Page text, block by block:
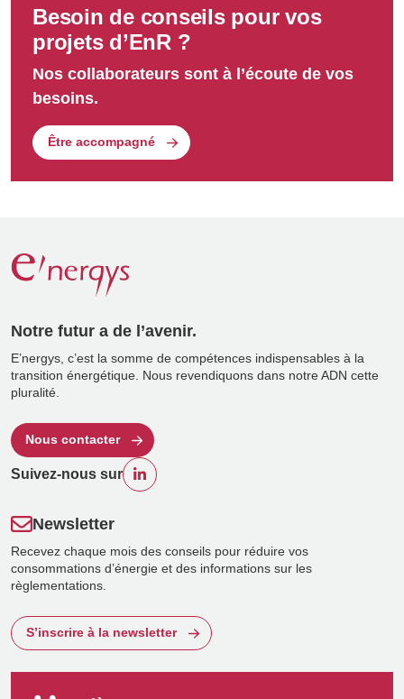
Besoin de conseils pour vos
projets d’EnR ?
Nos collaborateurs sont à l’écoute de vos
besoins.
Être accompagné
Notre futur a de l’avenir.
E’nergys, c’est la somme de compétences indispensables à la
transition énergétique. Nous revendiquons dans notre ADN cette
pluralité.
Nous contacter
Suivez-nous sur
Newsletter
Recevez chaque mois des conseils pour réduire vos
consommations d’énergie et des informations sur les
règlementations.
S’inscrire à la newsletter